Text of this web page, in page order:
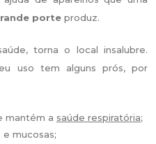
porte produz.
torna o local insalubre.
uso tem alguns prós, por
mantém a saúde respiratória;
mucosas;